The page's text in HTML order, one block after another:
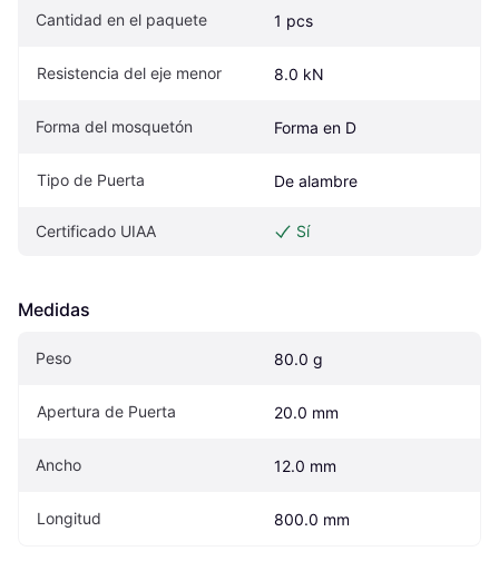
Cantidad en el paquete 1 pcs
Resistencia del eje menor 8.0 kN
Forma del mosquetón Forma en D
Tipo de Puerta De alambre
Certificado UIAA Sí
Medidas
Peso 80.0 g
Apertura de Puerta 20.0 mm
Ancho 12.0 mm
Longitud 800.0 mm